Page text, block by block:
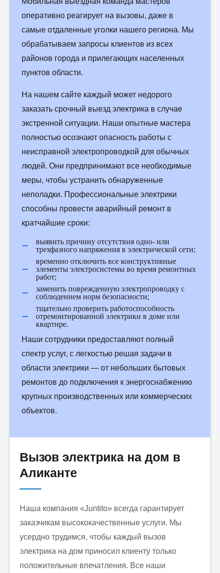
оперативно реагирует на вызовы, даже в
самые отдаленные уголки нашего региона. Мы
обрабатываем запросы клиентов из всех
районов города и прилегающих населенных
пунктов области.
На нашем сайте каждый может недорого
заказать срочный выезд электрика в случае
экстренной ситуации. Наши опытные мастера
полностью осознают опасность работы с
неисправной электропроводкой для обычных
людей. Они предпринимают все необходимые
меры, чтобы устранить обнаруженные
неполадки. Профессиональные электрики
способны провести аварийный ремонт в
кратчайшие сроки:
выявить причину отсутствия одно- или
трехфазного напряжения в электрической сети;
временно отключить все конструктивные
элементы электросистемы во время ремонтных
работ;
заменить поврежденную электропроводку с
соблюдением норм безопасности;
тщательно проверить работоспособность
отремонтированной электрики в доме или
квартире.
Наши сотрудники предоставляют полный
спектр услуг, с легкостью решая задачи в
области электрики — от небольших бытовых
ремонтов до подключения к энергоснабжению
крупных производственных или коммерческих
объектов.
Вызов электрика на дом в
Аликанте
Наша компания «Juntito» всегда гарантирует
заказчикам высококачественные услуги. Мы
усердно трудимся, чтобы каждый вызов
электрика на дом приносил клиенту только
положительные впечатления. Все наши